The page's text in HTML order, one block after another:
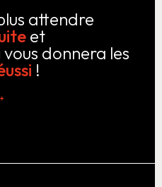
attendre
et
vous donnera les
!